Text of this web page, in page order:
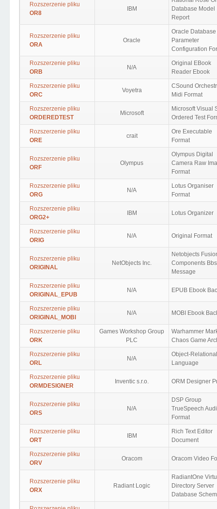
Rozszerzenie pliku
OR8
IBM
Database Model
Report
Rozszerzenie pliku
ORA
Oracle
Oracle Database
Parameter
Configuration
Rozszerzenie pliku
ORB
N/A
Original EBook
Reader Ebook
Rozszerzenie pliku
ORC
Voyetra
CSound
Midi Format
Rozszerzenie pliku
ORDEREDTEST
Microsoft
Microsoft Visual
Ordered Test
Rozszerzenie pliku
ORE
crait
Ore Executable
Format
Rozszerzenie pliku
ORF
Olympus
Olympus Digital
Camera Raw
Format
Rozszerzenie pliku
ORG
N/A
Lotus Organiser
Format
Rozszerzenie pliku
ORG2+
IBM Lotus Organizer
Rozszerzenie pliku
ORIG
N/A Original Format
Rozszerzenie pliku
ORIGINAL
NetObjects Inc.
Netobjects
Components
Message
Rozszerzenie pliku
ORIGINAL_EPUB
N/A EPUB Ebook
Rozszerzenie pliku
ORIGINAL_MOBI
N/A MOBI Ebook
Rozszerzenie pliku
ORK
Games Workshop Group
PLC
Warhammer
Chaos Game
Rozszerzenie pliku
ORL
N/A
Object-Relational
Language
Rozszerzenie pliku
ORMDESIGNER
Inventic s.r.o. ORM Designer
Rozszerzenie pliku
ORS
N/A
DSP Group
TrueSpeech
Format
Rozszerzenie pliku
ORT
IBM
Rich Text Editor
Document
Rozszerzenie pliku
ORV
Oracom Oracom Video
Rozszerzenie pliku
ORX
Radiant Logic
RadiantOne
Directory Server
Database